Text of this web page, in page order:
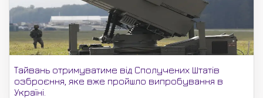
Тайвань отримуватиме від Сполучених Штатів
озброєння, яке вже пройшло випробування в
Україні.